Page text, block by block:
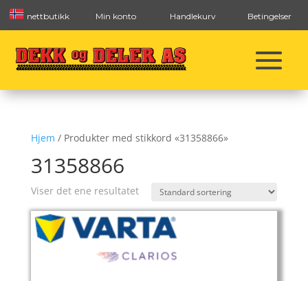
nettbutikk Min konto Handlekurv Betingelser
Hjem / Produkter med stikkord «31358866»
31358866
Viser det ene resultatet